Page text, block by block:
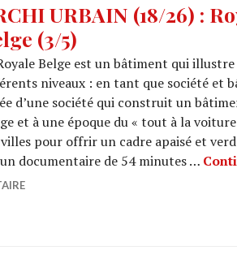
URBAIN (18/26) :
(3/5)
Belge est un bâtiment qui illustre
niveaux : en tant que société et
d’une société qui construit un
et à une époque du « tout à la
pour offrir un cadre apaisé et
documentaire de 54 minutes …